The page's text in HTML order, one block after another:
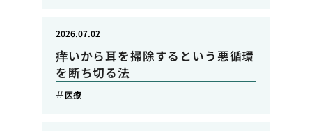
痒いから耳を掃除するという悪循環
を断ち切る法
2026.07.02
医療